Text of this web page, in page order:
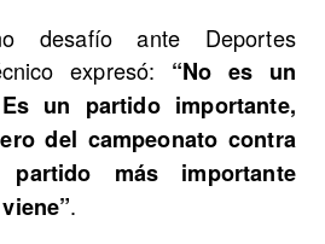
desafío ante Deportes
expresó: “No es un
un partido importante,
del campeonato contra
más importante
.